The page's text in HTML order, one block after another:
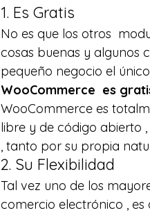
1. Es Gratis
No es que los otros
cosas buenas y algunos
pequeño negocio el
WooCommerce  es
WooCommerce es
libre y de código abierto
, tanto por su propia
2. Su Flexibilidad
Tal vez uno de los
comercio electrónico , es